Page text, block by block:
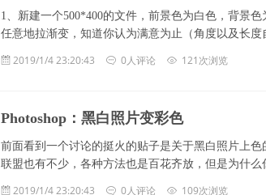
1、新建一个500*400的文件，前景色为白色，背景
任意地拉渐变，知道你认为满意为止（角度以及长
2019/1/4 23:20:43 0人评论 121次浏览
Photoshop：黑白照片变彩色
前面看到一个讨论的挺火的贴子是关于黑白照片上
联盟也有不少，各种方法也是百花齐放，但是为什么
2019/1/4 23:20:43 0人评论 109次浏览